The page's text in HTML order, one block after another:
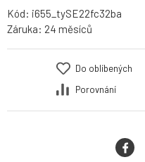
Kód: i655_tySE22fc32ba
Záruka: 24 měsíců
Do oblíbených
Porovnání